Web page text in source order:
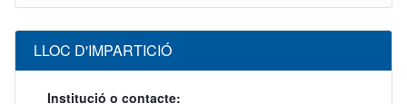
LLOC D'IMPARTICIÓ
Institució o contacte: